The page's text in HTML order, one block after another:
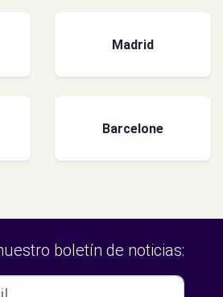
Madrid
Barcelone
boletín de noticias: